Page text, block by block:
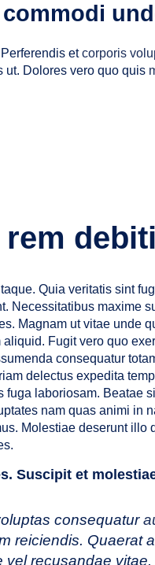
etcorporis
Dolores vero quo quis
Quia veritatis sint
Necessitatibus maxime
Magnam ut vitae unde
Fugit vero quo
consequatur
delectus expedita
laboriosam. Beatae
nam quas animi in
Molestiae deserunt illo
Suscipit et
consequatur
reiciendis. Quaerat
recusandae